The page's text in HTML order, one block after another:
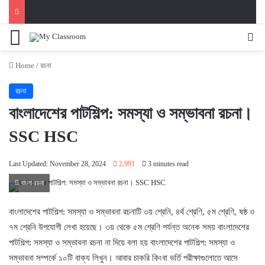
Menu
Home / রচনা
রচনা
বাংলাদেশের পাটশিল্প: সমস্যা ও সম্ভাবনা রচনা।
SSC HSC
Last Updated: November 28, 2024 2,991 3 minutes read
বাংলা রচনা
বাংলাদেশের পাটশিল্প: সমস্যা ও সম্ভাবনা রচনাটি ৩য় শ্রেনি, ৪র্থ শ্রেণি, ৫ম শ্রেণি, ষষ্ঠ ও
৭ম শ্রেনি উপযোগী লেখা হয়েছে। ৩য় থেকে ৫ম শ্রেণি পর্যন্ত অনেক সময় বাংলাদেশের
পাটশিল্প: সমস্যা ও সম্ভাবনা রচনা না দিয়ে বলা হয় বাংলাদেশের পাটশিল্প: সমস্যা ও
সম্ভাবনা সম্পর্কে ১০টি বাক্য লিখুন। আবার চাকরি কিংবা ভর্তি পরীক্ষাগুলোতে আসে